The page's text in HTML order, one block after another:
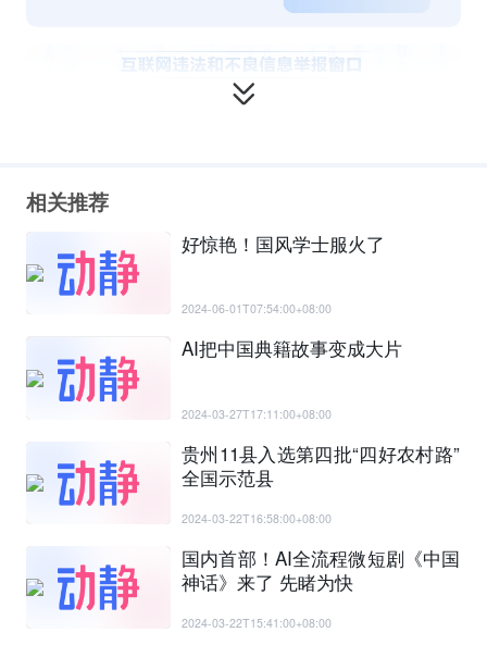
相关推荐
好惊艳！国风学士服火了
2024-06-01T07:54:00+08:00
AI把中国典籍故事变成大片
2024-03-27T17:11:00+08:00
贵州11县入选第四批“四好农村路”
全国示范县
2024-03-22T16:58:00+08:00
国内首部！AI全流程微短剧《中国
神话》来了 先睹为快
2024-03-22T15:41:00+08:00